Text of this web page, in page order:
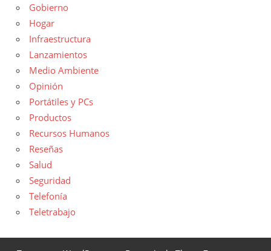
Gobierno
Hogar
Infraestructura
Lanzamientos
Medio Ambiente
Opinión
Portátiles y PCs
Productos
Recursos Humanos
Reseñas
Salud
Seguridad
Telefonía
Teletrabajo